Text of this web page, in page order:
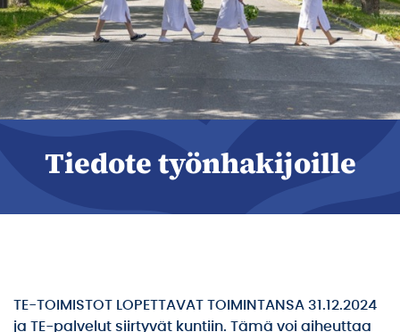
Tiedote työnhakijoille
TE-TOIMISTOT LOPETTAVAT TOIMINTANSA 31.12.2024
ja TE-palvelut siirtyvät kuntiin. Tämä voi aiheuttaa